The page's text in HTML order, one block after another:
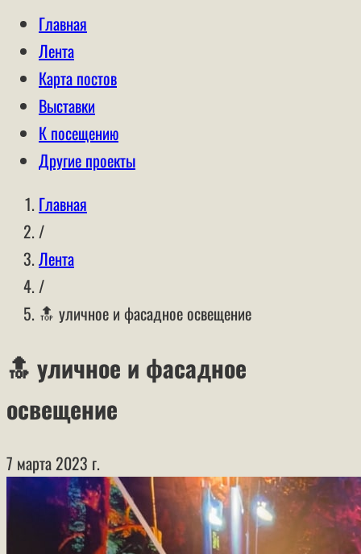
Главная
Лента
Карта постов
Выставки
К посещению
Другие проекты
Главная
/
Лента
/
🔝 уличное и фасадное освещение
🔝 уличное и фасадное
освещение
7 марта 2023 г.